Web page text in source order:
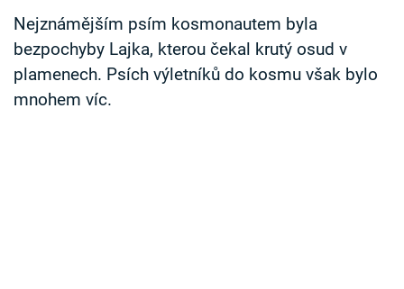
Sledujte nás
Nejznámějším psím kosmonautem byla
bezpochyby Lajka, kterou čekal krutý osud v
plamenech. Psích výletníků do kosmu však bylo
mnohem víc.